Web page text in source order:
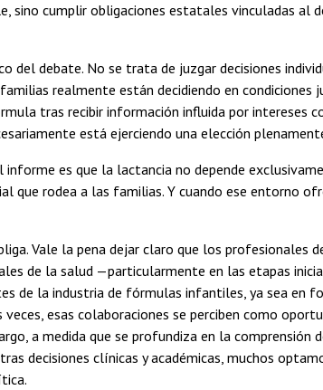
sino cumplir obligaciones estatales vinculadas al
del debate. No se trata de juzgar decisiones
realmente están decidiendo en condiciones
tras recibir información influida por intereses
está ejerciendo una elección
informe es que la lactancia no depende
que rodea a las familias. Y cuando ese entorno
Vale la pena dejar claro que los profesionales
de la salud —particularmente en las etapas
de la industria de fórmulas infantiles, ya sea en
veces, esas colaboraciones se perciben como
a medida que se profundiza en la
decisiones clínicas y académicas, muchos